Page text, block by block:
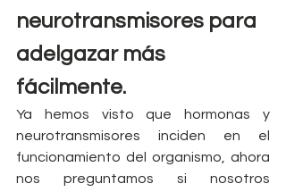
neurotransmisores para
adelgazar más
fácilmente.
Ya hemos visto que hormonas y
neurotransmisores inciden en el
funcionamiento del organismo, ahora
nos preguntamos si nosotros